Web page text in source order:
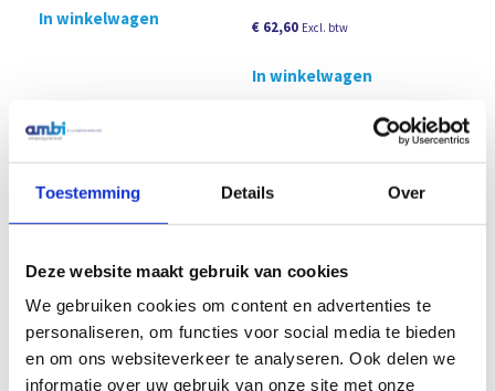
Toestemming Details Over
Deze website maakt gebruik van cookies
We gebruiken cookies om content en advertenties te
personaliseren, om functies voor social media te bieden
en om ons websiteverkeer te analyseren. Ook delen we
informatie over uw gebruik van onze site met onze
In winkelwagen €62,60 Excl. btw
In winkelwagen
Lincoln Powerluber accu
20V (2.5 AMP) Accu 1871